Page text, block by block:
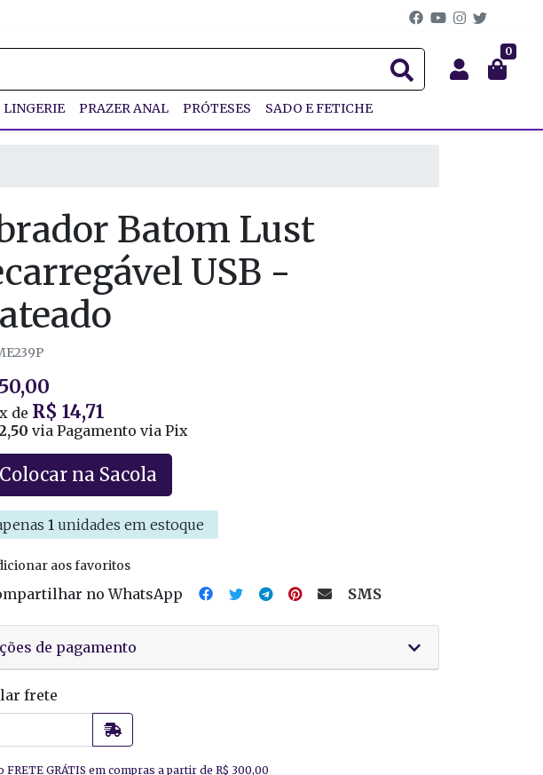
0
LINGERIE PRAZER ANAL PRÓTESES SADO E FETICHE
Batom Lust
USB -
de R$ 14,71
via Pagamento via Pix
Colocar na Sacola
1 unidades em estoque
aos favoritos
no WhatsApp SMS
de pagamento
frete